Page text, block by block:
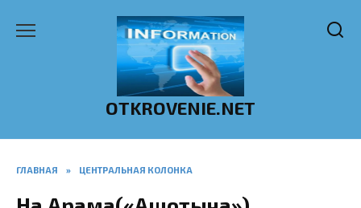
OTKROVENIE.NET
ГЛАВНАЯ » ЦЕНТРАЛЬНАЯ КОЛОНКА